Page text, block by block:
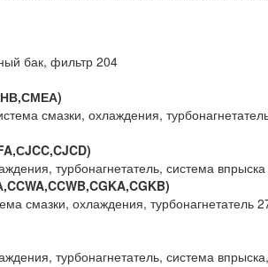
бак, фильтр 204
смазки, охлаждения,
турбонагнетатель, система
смазки, охлаждения, турбонагнетатель
турбонагнетатель, система